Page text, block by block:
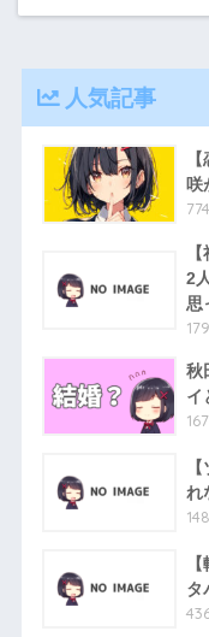
人気記事
咲
2
思
秋
イ
れ
タ